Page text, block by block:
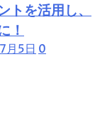
トを活用し、
！
月5日 0